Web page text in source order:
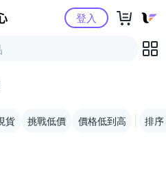
Yahoo購物中心登入
貨 挑戰低價 價格低到高 排序